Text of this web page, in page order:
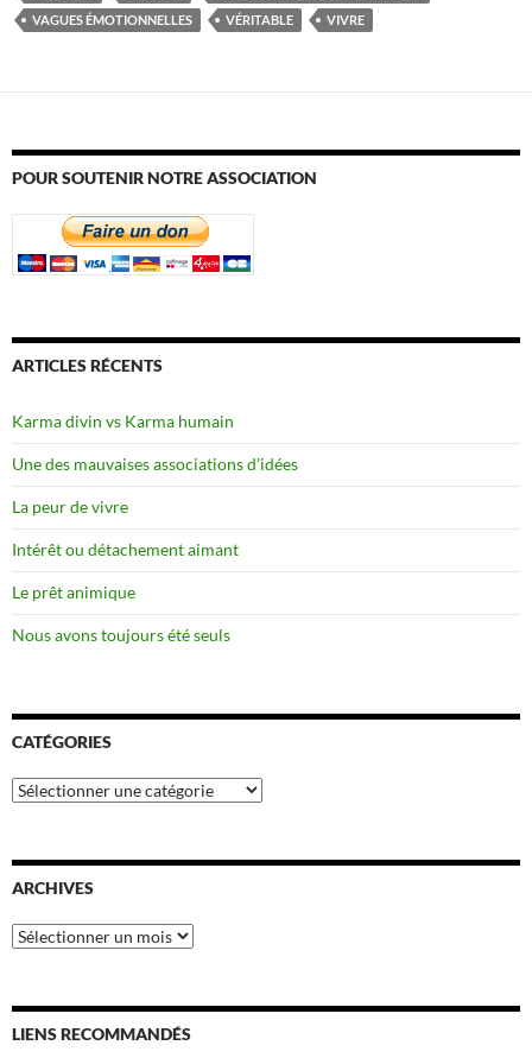
VAGUES ÉMOTIONNELLES
VÉRITABLE VIVRE
POUR SOUTENIR NOTRE ASSOCIATION
ARTICLES RÉCENTS
Karma divin vs Karma humain
Une des mauvaises associations d’idées
La peur de vivre
Intérêt ou détachement aimant
Le prêt animique
Nous avons toujours été seuls
CATÉGORIES
Catégories
ARCHIVES
Archives
LIENS RECOMMANDÉS